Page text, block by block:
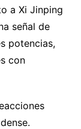
a Xi Jinping
señal de
potencias,
con